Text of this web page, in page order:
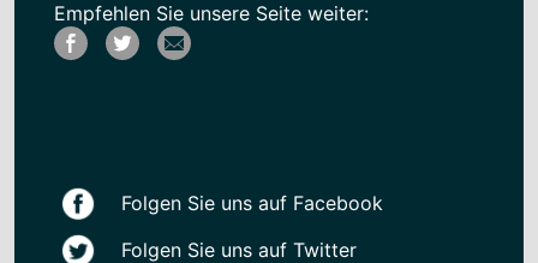
Empfehlen Sie unsere Seite weiter:
Folgen Sie uns auf Facebook
Folgen Sie uns auf Twitter